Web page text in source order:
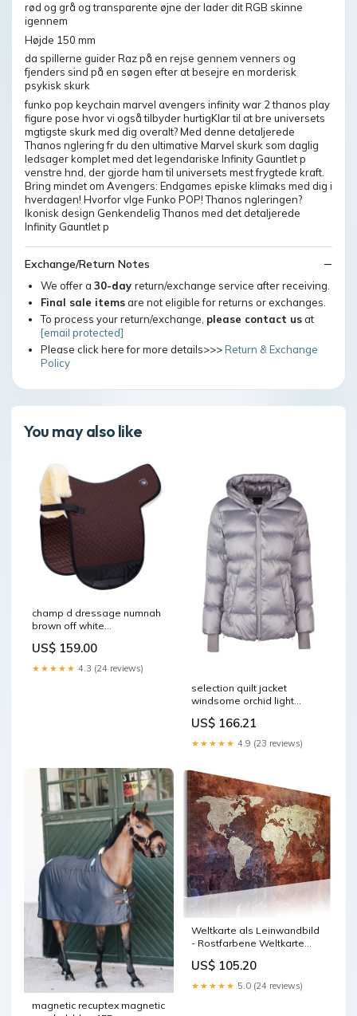
rød og grå og transparente øjne der lader dit RGB skinne
igennem
Højde 150 mm
da spillerne guider Raz på en rejse gennem venners og
fjenders sind på en søgen efter at besejre en morderisk
psykisk skurk
funko pop keychain marvel avengers infinity war 2 thanos play
figure pose hvor vi også tilbyder hurtigKlar til at bre universets
mgtigste skurk med dig overalt? Med denne detaljerede
Thanos nglering fr du den ultimative Marvel skurk som daglig
ledsager komplet med det legendariske Infinity Gauntlet p
venstre hnd, der gjorde ham til universets mest frygtede kraft.
Bring mindet om Avengers: Endgames episke klimaks med dig i
hverdagen! Hvorfor vlge Funko POP! Thanos ngleringen?
Ikonisk design Genkendelig Thanos med det detaljerede
Infinity Gauntlet p
Exchange/Return Notes
We offer a 30-day return/exchange service after receiving.
Final sale itemsare not eligible for returns or exchanges.
To process your return/exchange, please contact usat
[email protected]
Please click here for more details>>>Return & Exchange
Policy
You may also like
champ d dressage numnah
brown off white
US$ 159.00
★★★★★ 4.3 (24 reviews)
selection quilt jacket
windsome orchid light
US$ 166.21
★★★★★ 4.9 (23 reviews)
magnetic recuptex magnetic
Weltkarte als Leinwandbild
- Rostfarbene Weltkarte
US$ 105.20
★★★★★ 5.0 (24 reviews)